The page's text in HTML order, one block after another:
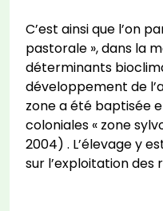
C’est ainsi que l’on
pastorale », dans la
déterminants
développement de
zone a été baptisée
coloniales « zone
2004) . L’élevage y
sur l’exploitation des